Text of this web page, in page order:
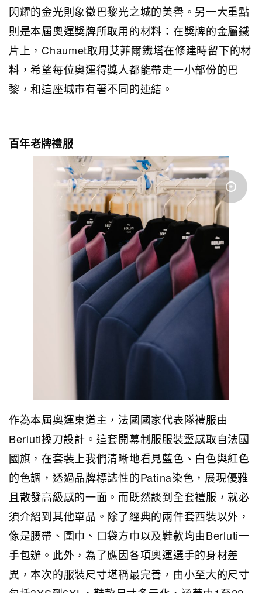
閃耀的金光則象徵巴黎光之城的美譽。另一大重點
則是本屆奧運獎牌所取用的材料：在獎牌的金屬鐵
片上，Chaumet取用艾菲爾鐵塔在修建時留下的材
料，希望每位奧運得獎人都能帶走一小部份的巴
黎，和這座城市有著不同的連結。
百年老牌禮服
作為本屆奧運東道主，法國國家代表隊禮服由
Berluti操刀設計。這套開幕制服服裝靈感取自法國
國旗，在套裝上我們清晰地看見藍色、白色與紅色
的色調，透過品牌標誌性的Patina染色，展現優雅
且散發高級感的一面。而既然談到全套禮服，就必
須介紹到其他單品。除了經典的兩件套西裝以外，
像是腰帶、圍巾、口袋方巾以及鞋款均由Berluti一
手包辦。此外，為了應因各項奧運選手的身材差
異，本次的服裝尺寸堪稱最完善，由小至大的尺寸